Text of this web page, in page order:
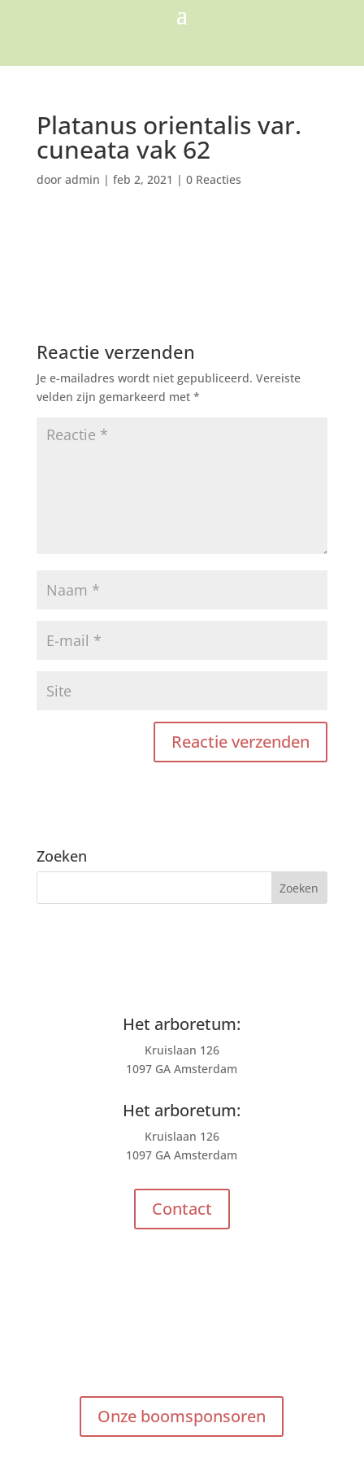
Platanus orientalis var.
cuneata vak 62
door admin | feb 2, 2021 | 0 Reacties
Reactie verzenden
Je e-mailadres wordt niet gepubliceerd. Vereiste
velden zijn gemarkeerd met *
Zoeken
Het arboretum:
Kruislaan 126
1097 GA Amsterdam
Het arboretum:
Kruislaan 126
1097 GA Amsterdam
Contact
Onze boomsponsoren